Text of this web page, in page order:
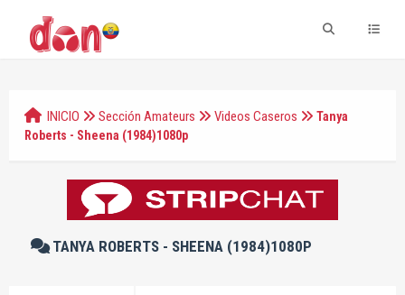
INICIO Sección Amateurs Videos Caseros
Tanya
Roberts - Sheena (1984)1080p
TANYA ROBERTS - SHEENA (1984)1080P